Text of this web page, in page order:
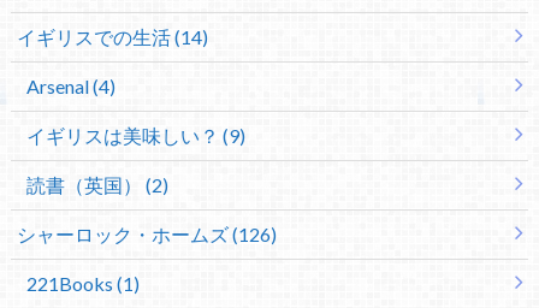
イギリスでの生活 (14)
Arsenal (4)
イギリスは美味しい？ (9)
読書（英国） (2)
シャーロック・ホームズ (126)
221Books (1)